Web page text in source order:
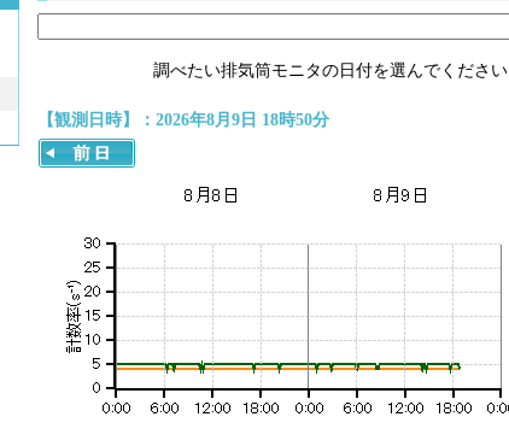
調べたい排気筒モニタの日付を選んでください
【観測日時】：2026年8月9日 18時50分